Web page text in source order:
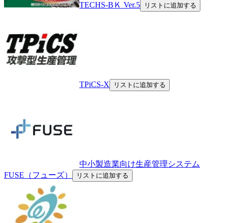
TECHS-BＫ Ver.5 リストに追加する
TPiCS-X リストに追加する
中小製造業向け生産管理システム
FUSE（フューズ）
リストに追加する